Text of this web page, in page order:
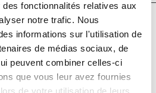
fonctionnalités relatives aux
notre trafic. Nous
informations sur l'utilisation de
de médias sociaux, de
peuvent combiner celles-ci
que vous leur avez fournies
Carole Soussain,